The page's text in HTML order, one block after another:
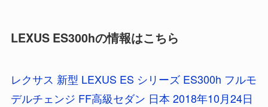
LEXUS ES300hの情報はこちら
レクサス 新型 LEXUS ES シリーズ ES300h フルモ
デルチェンジ FF高級セダン 日本 2018年10月24日